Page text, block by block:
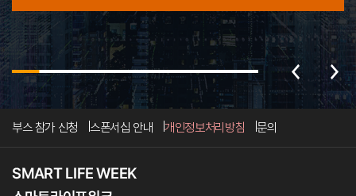
부스 참가 신청 스폰서십 안내 개인정보처리방침 문의